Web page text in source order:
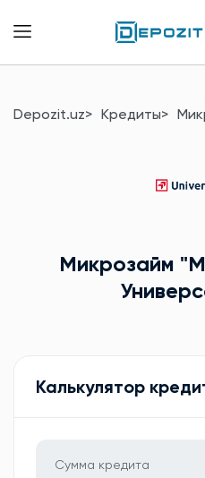
Depozit.uz Кредиты
Микрозайм
Калькулятор